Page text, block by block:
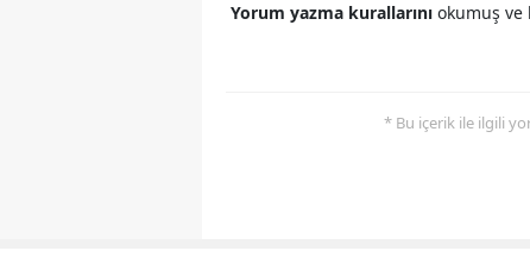
Yorum yazma kurallarını okumuş ve
* Bu içerik ile ilgili